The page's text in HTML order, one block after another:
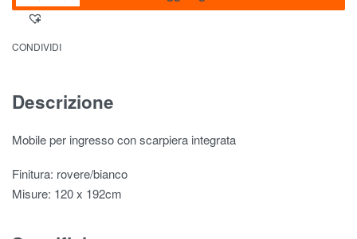
CONDIVIDI
Descrizione
Mobile per ingresso con scarpiera integrata
Finitura: rovere/bianco
Misure: 120 x 192cm